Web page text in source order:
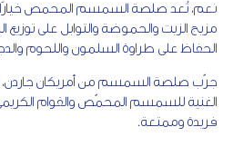
نعم، تُعد صلصة السمسم المحمص خيارًا
مزيج الزيت والحموضة والتوابل على
الحفاظ على طراوة السلمون واللحوم
جرّب صلصة السمسم من أمريكان جاردن،
الغنية للسمسم المحمّص والقوام
فريدة وممتعة.